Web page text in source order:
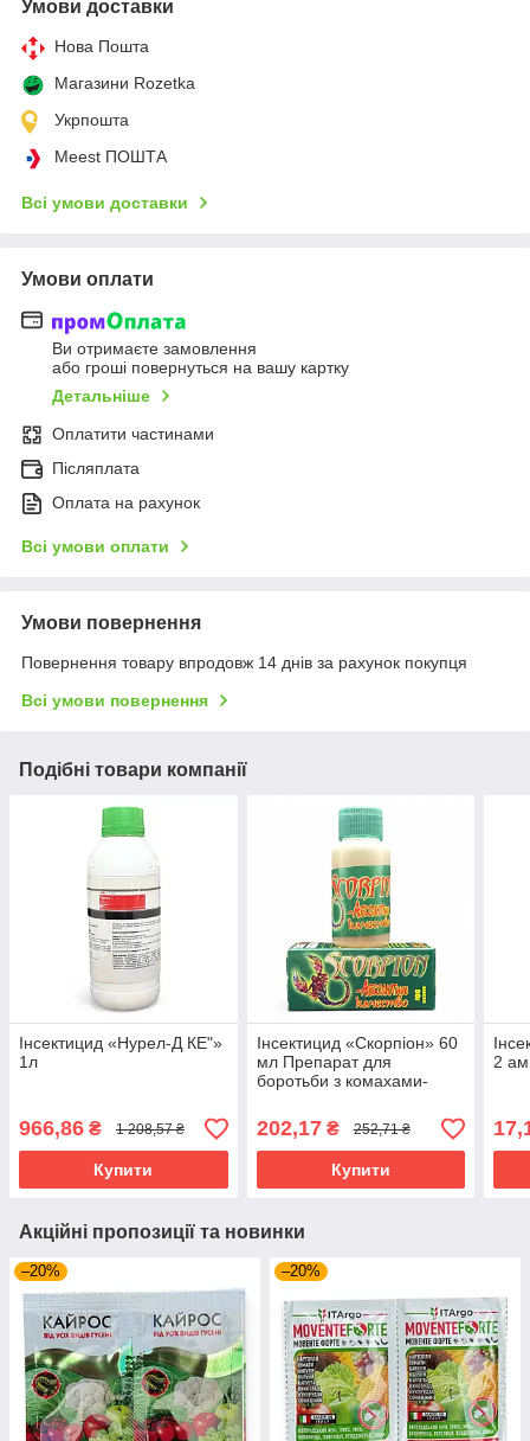
Умови доставки
Нова Пошта
Магазини Rozetka
Укрпошта
Meest ПОШТА
Всі умови доставки
Умови оплати
Ви отримаєте замовлення
або гроші повернуться на вашу картку
Детальніше
Оплатити частинами
Післяплата
Оплата на рахунок
Всі умови оплати
Умови повернення
Повернення товару впродовж 14 днів за рахунок покупця
Всі умови повернення
Подібні товари компанії
Інсектицид «Нурел-Д КЕ"»
1л
966,86 ₴ 1 208,57 ₴
Купити
Інсектицид «Скорпіон» 60
мл Препарат для
боротьби з комахами-
202,17₴ 252,71 ₴
Купити
2
Акційні пропозиції та новинки
–20% –20%